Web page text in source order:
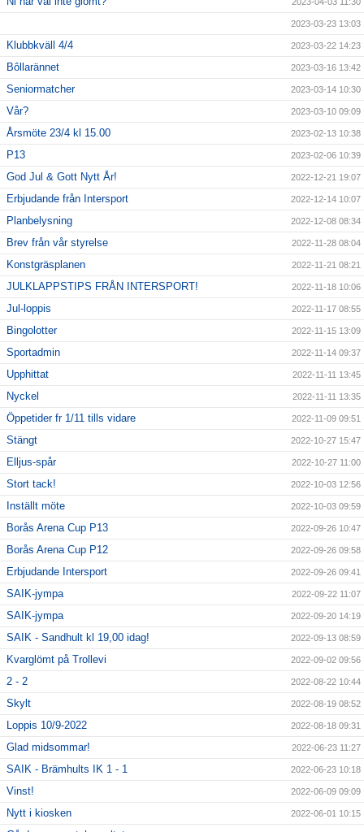
2023-04-03 11:30
2023-03-23 13:03
Klubbkväll 4/4 2023-03-22 14:23
Bôllarännet 2023-03-16 13:42
Seniormatcher 2023-03-14 10:30
Vår? 2023-03-10 09:09
Årsmöte 23/4 kl 15.00 2023-02-13 10:38
P13 2023-02-06 10:39
God Jul & Gott Nytt År! 2022-12-21 19:07
Erbjudande från Intersport 2022-12-14 10:07
Planbelysning 2022-12-08 08:34
Brev från vår styrelse 2022-11-28 08:04
Konstgräsplanen 2022-11-21 08:21
JULKLAPPSTIPS FRÅN INTERSPORT! 2022-11-18 10:06
Jul-loppis 2022-11-17 08:55
Bingolotter 2022-11-15 13:09
Sportadmin 2022-11-14 09:37
Upphittat 2022-11-11 13:45
Nyckel 2022-11-11 13:35
Öppetider fr 1/11 tills vidare 2022-11-09 09:51
Stängt 2022-10-27 15:47
Elljus-spår 2022-10-27 11:00
Stort tack! 2022-10-03 12:56
Inställt möte 2022-10-03 09:59
Borås Arena Cup P13 2022-09-26 10:47
Borås Arena Cup P12 2022-09-26 09:58
Erbjudande Intersport 2022-09-26 09:41
SAIK-jympa 2022-09-22 11:07
SAIK-jympa 2022-09-20 14:19
SAIK - Sandhult kl 19,00 idag! 2022-09-13 08:59
Kvarglömt på Trollevi 2022-09-02 09:56
2 - 2 2022-08-22 10:44
Skylt 2022-08-19 08:52
Loppis 10/9-2022 2022-08-18 09:31
Glad midsommar! 2022-06-23 11:27
SAIK - Brämhults IK 1 - 1 2022-06-23 10:18
Vinst! 2022-06-09 09:09
Nytt i kiosken 2022-06-01 10:15